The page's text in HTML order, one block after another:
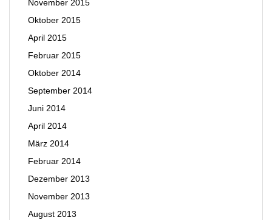
November 2015
Oktober 2015
April 2015
Februar 2015
Oktober 2014
September 2014
Juni 2014
April 2014
März 2014
Februar 2014
Dezember 2013
November 2013
August 2013